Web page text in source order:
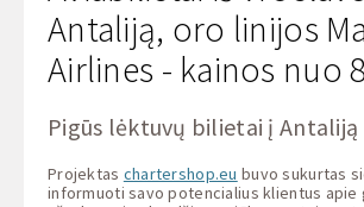
1 + 0 + 0
Antaliją, oro linijos
Airlines - kainos nuo
Pigūs lėktuvų bilietai į Antaliją
Projektas chartershop.eu buvo sukurtas
informuoti savo potencialius klientus apie